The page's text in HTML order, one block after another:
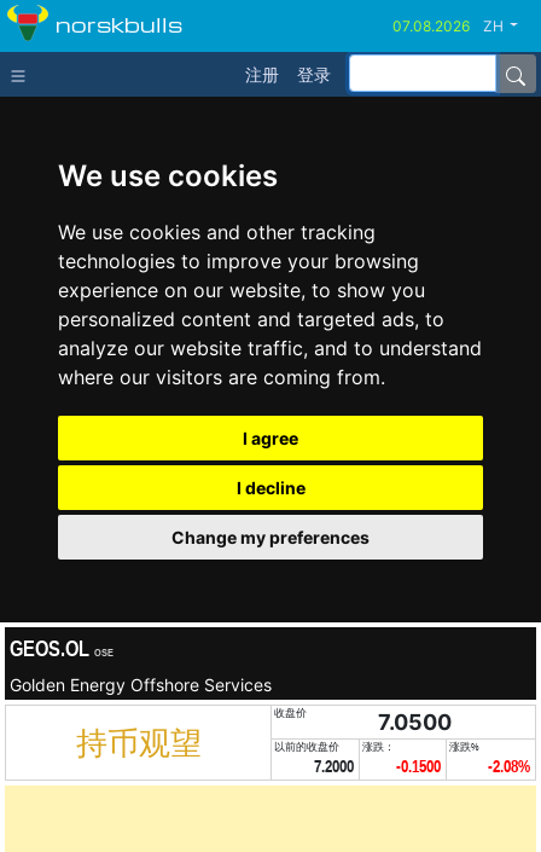
We use cookies
We use cookies and other tracking
technologies to improve your browsing
experience on our website, to show you
personalized content and targeted ads, to
analyze our website traffic, and to understand
where our visitors are coming from.
I agree
I decline
Change my preferences
norskbulls ZH
注册 登录
GEOS.OL OSE
Golden Energy Offshore Services
持币观望
收盘价 7.0500
以前的收盘价
7.2000
涨跌：
-0.1500
涨跌%
-2.08%